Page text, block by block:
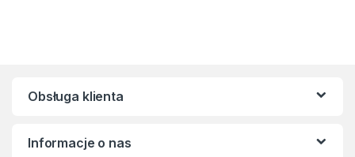
Obsługa klienta
Informacje o nas